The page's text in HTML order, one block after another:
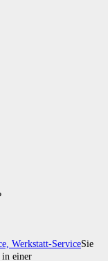
Sie
in einer